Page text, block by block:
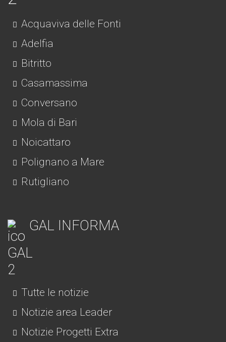
Acquaviva delle Fonti
Adelfia
Bitritto
Casamassima
Conversano
Mola di Bari
Noicattaro
Polignano a Mare
Rutigliano
GAL INFORMA
Tutte le notizie
Notizie area Leader
Notizie Progetti Extra